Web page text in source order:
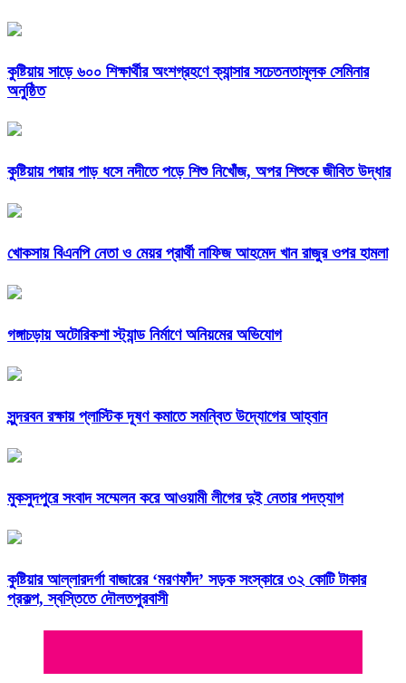
কুষ্টিয়ায় সাড়ে ৬০০ শিক্ষার্থীর অংশগ্রহণে ক্যান্সার সচেতনতামূলক সেমিনার
অনুষ্ঠিত
কুষ্টিয়ায় পদ্মার পাড় ধসে নদীতে পড়ে শিশু নিখোঁজ, অপর শিশুকে জীবিত উদ্ধার
খোকসায় বিএনপি নেতা ও মেয়র প্রার্থী নাফিজ আহমেদ খান রাজুর ওপর হামলা
গঙ্গাচড়ায় অটোরিকশা স্ট্যান্ড নির্মাণে অনিয়মের অভিযোগ
সুন্দরবন রক্ষায় প্লাস্টিক দূষণ কমাতে সমন্বিত উদ্যোগের আহ্বান
মুকসুদপুরে সংবাদ সম্মেলন করে আওয়ামী লীগের দুই নেতার পদত্যাগ
কুষ্টিয়ার আল্লারদর্গা বাজারের ‘মরণফাঁদ’ সড়ক সংস্কারে ৩২ কোটি টাকার
প্রকল্প, স্বস্তিতে দৌলতপুরবাসী